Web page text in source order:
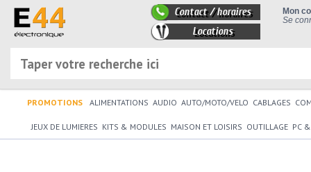
Mon
Se
Contact / horaires
Locations
PROMOTIONS ALIMENTATIONS AUDIO AUTO/MOTO/VELO CABLAGES
JEUX DE LUMIERES KITS & MODULES MAISON ET LOISIRS OUTILLAGE PC